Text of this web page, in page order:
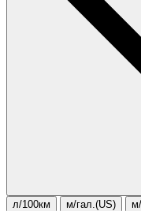
л/100км м/гал.(US)